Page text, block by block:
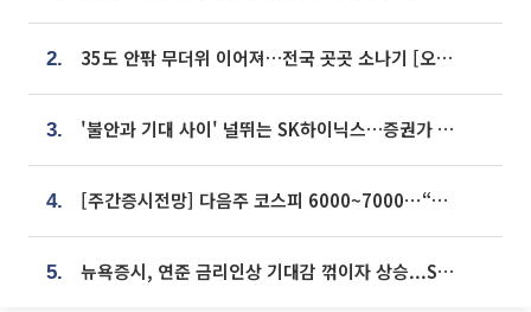
2. 35도 안팎 무더위 이어져…전국 곳곳 소나기 [오늘 날씨]
3. '불안과 기대 사이' 널뛰는 SK하이닉스…증권가 "HBM4·LTA 기반 펀터멘털 견고"
4. [주간증시전망] 다음주 코스피 6000~7000⋯“外人 수급은 정책이 변수”
5. 뉴욕증시, 연준 금리인상 기대감 꺾이자 상승...S&P500 사상 최고치 [종합]